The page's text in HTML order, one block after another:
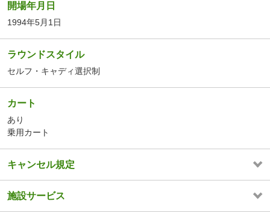
開場年月日
1994年5月1日
ラウンドスタイル
セルフ・キャディ選択制
カート
あり
乗用カート
キャンセル規定
施設サービス